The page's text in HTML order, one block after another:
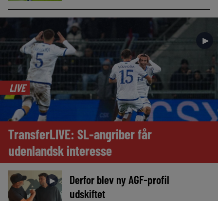
►
LIVE
TransferLIVE: SL-angriber får
udenlandsk interesse
►
Derfor blev ny AGF-profil
udskiftet